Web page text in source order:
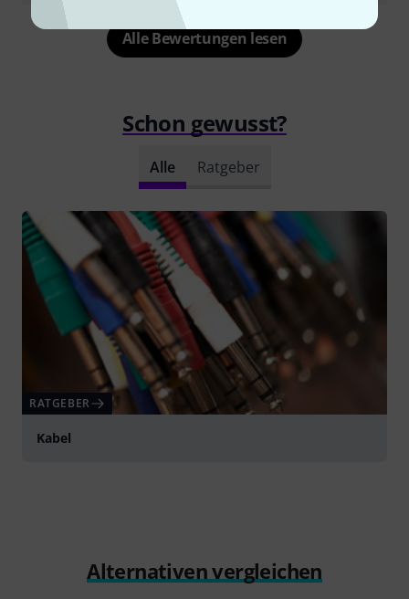
Alle Bewertungen lesen
Schon gewusst?
Alle Ratgeber
RATGEBER
Kabel
Alternativen vergleichen